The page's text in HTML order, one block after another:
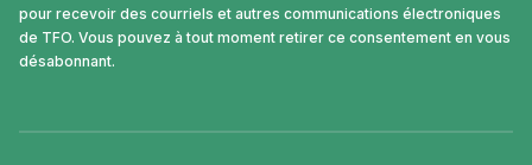
pour recevoir des courriels et autres communications électroniques
de TFO. Vous pouvez à tout moment retirer ce consentement en vous
désabonnant.